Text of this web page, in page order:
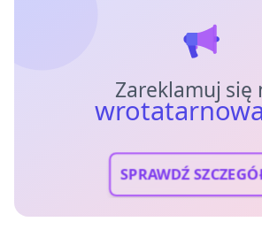
Zareklamuj się
SPRAWDŹ